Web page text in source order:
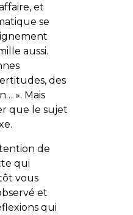
et
se
aussi.
des
». Mais
que le sujet
de
qui
vous
et
qui